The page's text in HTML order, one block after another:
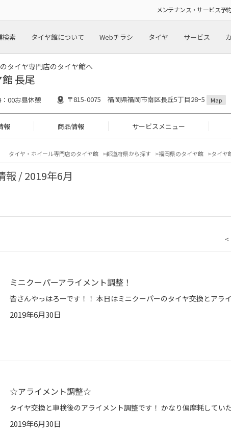
メンテナンス・サービス予
検索 タイヤ館について Webチラシ タイヤ サービス
タイヤ専門店のタイヤ館へ
長尾
00お昼休憩 〒815-0075 福岡県福岡市南区長丘5丁目28ｰ5 Map
報 商品情報 サービスメニュー
タイヤ・ホイール専門店のタイヤ館 都道府県から探す 福岡県のタイヤ館 タイヤ
報 / 2019年6月
<
ミニクーパーアライメント調整！
2019年6月30日
☆アライメント調整☆
2019年6月30日